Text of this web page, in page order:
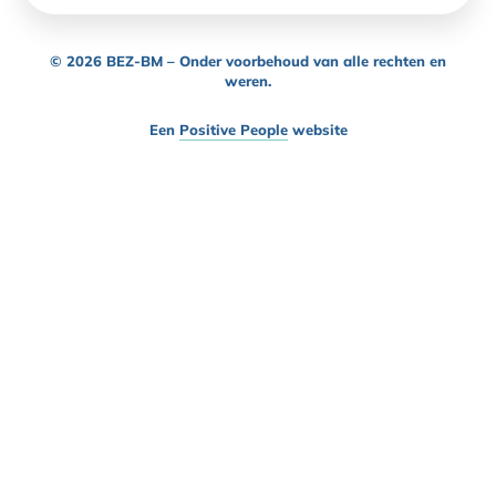
© 2026 BEZ-BM – Onder voorbehoud van alle rechten en
weren.
Een Positive Peoplewebsite